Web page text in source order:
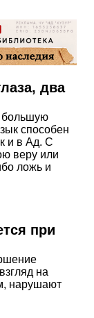
два
большую
способен
и в Ад. С
веру или
ложь и
при
на
нарушают